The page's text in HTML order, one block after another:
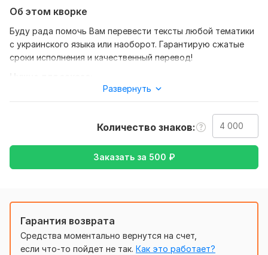
Об этом кворке
Буду рада помочь Вам перевести тексты любой тематики
с украинского языка или наоборот. Гарантирую сжатые
сроки исполнения и качественный перевод!
Для более быстрого выполнения работы Вашего заказа
Отдых и развлечения,Работа, карьера,
Товары и услуги,Электроника, гаджеты,Другое
с Русского на Украинский
Объем услуги в кворке: 4 000 знаков
Развернуть
Количество знаков
Заказать за 500 ₽
Гарантия возврата
Средства моментально вернутся на счет,
если что-то пойдет не так. Как это работает?